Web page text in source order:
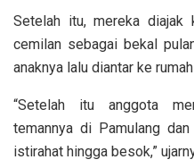
Setelah itu, mereka diajak
cemilan sebagai bekal
anaknya lalu diantar ke
“Setelah itu anggota
temannya di Pamulang
istirahat hingga besok,”